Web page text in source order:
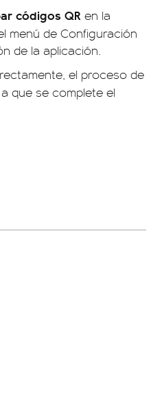
códigos QR en la
menú de Configuración
de la aplicación.
el proceso de
que se complete el